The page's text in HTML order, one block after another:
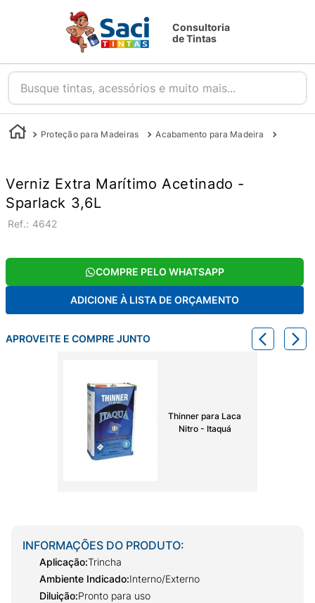
Consultoria
de Tintas
Busque tintas, acessórios e muito mais...
Proteção para Madeiras Acabamento para Madeira
Verniz Extra Marítimo Acetinado -
Sparlack 3,6L
: 4642
COMPRE PELO WHATSAPP
ADICIONE À LISTA DE ORÇAMENTO
APROVEITE E COMPRE JUNTO
Thinner para Laca
Nitro - Itaquá
INFORMAÇÕES DO PRODUTO:
Aplicação:Trincha
Ambiente Indicado:Interno/Externo
Diluição:Pronto para uso